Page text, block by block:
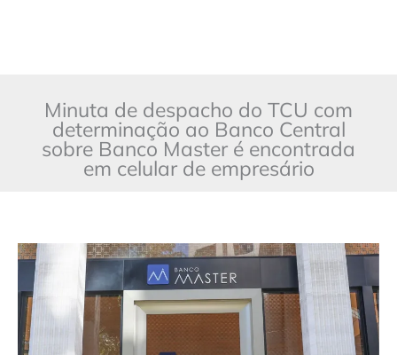
Minuta de despacho do TCU com
determinação ao Banco Central
sobre Banco Master é encontrada
em celular de empresário
Minuta
despacho
do
TCU